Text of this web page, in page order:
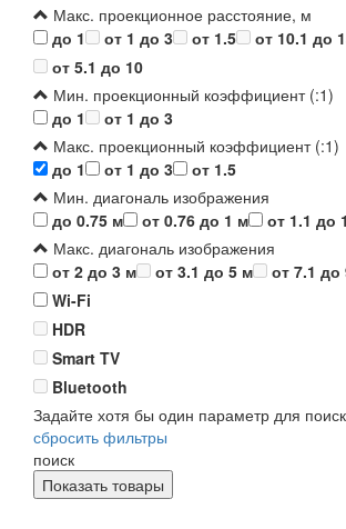
Макс. проекционное расстояние, м
до 1
от 1 до 3 от 1.5 от 10.1 до
от 5.1 до 10
Мин. проекционный коэффициент (:1)
до 1
от 1 до 3
Макс. проекционный коэффициент (:1)
до 1
от 1 до 3
от 1.5
Мин. диагональ изображения
до 0.75 м
от 0.76 до 1 м от 1.1 до
Макс. диагональ изображения
от 2 до 3 м
от 3.1 до 5 м от 7.1 до
Wi-Fi
HDR
Smart TV
Bluetooth
Задайте хотя бы один параметр для
сбросить фильтры
поиск